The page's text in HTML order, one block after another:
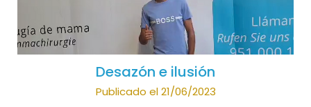
Desazón e ilusión
Publicado el 21/06/2023